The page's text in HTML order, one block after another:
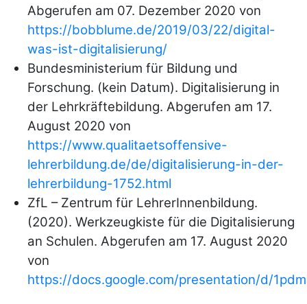
Abgerufen am 07. Dezember 2020 von
https://bobblume.de/2019/03/22/digital-
was-ist-digitalisierung/
Bundesministerium für Bildung und
Forschung. (kein Datum). Digitalisierung in
der Lehrkräftebildung. Abgerufen am 17.
August 2020 von
https://www.qualitaetsoffensive-
lehrerbildung.de/de/digitalisierung-in-der-
lehrerbildung-1752.html
ZfL – Zentrum für LehrerInnenbildung.
(2020). Werkzeugkiste für die Digitalisierung
an Schulen. Abgerufen am 17. August 2020
von
https://docs.google.com/presentation/d/